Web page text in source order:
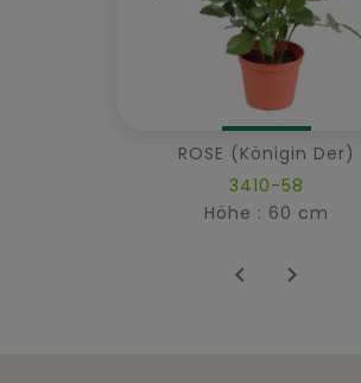
ROSE (Königin Der)
3410-58
Höhe : 60 cm
 